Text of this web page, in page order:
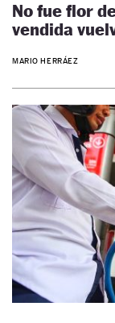
No fue flor
vendida
MARIO HERRÁEZ